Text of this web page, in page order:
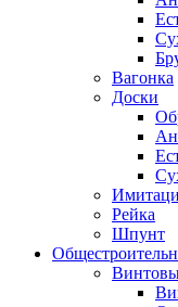
Вагонка
Доски
Рейка
Шпунт